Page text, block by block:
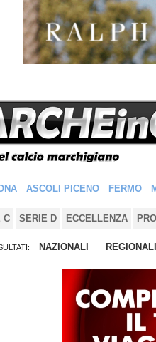
ASCOLI PICENO FERMO
C SERIE D ECCELLENZA
NAZIONALI REGIONALI